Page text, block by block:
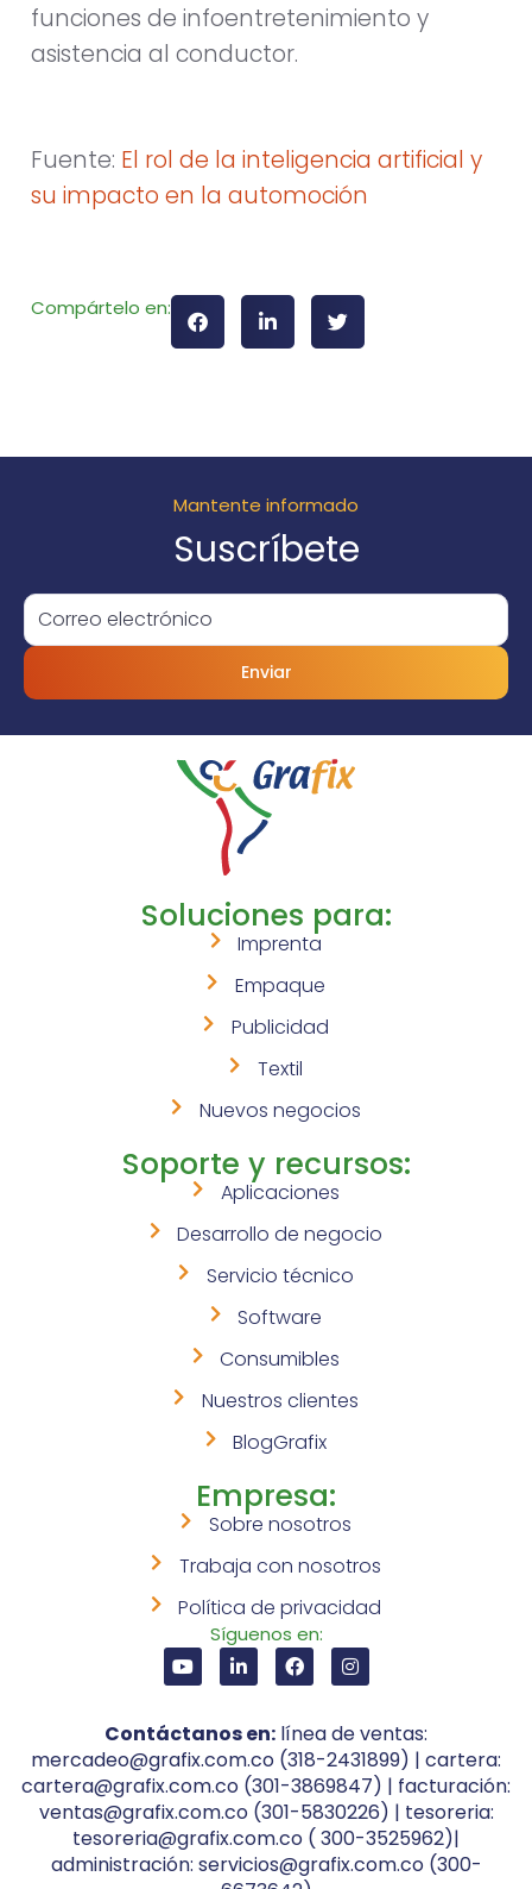
funciones de infoentretenimiento y
asistencia al conductor.
Fuente: El rol de la inteligencia artificial y
su impacto en la automoción
Compártelo en:
Mantente informado
Suscríbete
Enviar
Soluciones para:
Imprenta
Empaque
Publicidad
Textil
Nuevos negocios
Soporte y recursos:
Aplicaciones
Desarrollo de negocio
Servicio técnico
Software
Consumibles
Nuestros clientes
BlogGrafix
Empresa:
Sobre nosotros
Trabaja con nosotros
Política de privacidad
Síguenos en:
Contáctanos en: línea de ventas:
mercadeo@grafix.com.co (318-2431899) | cartera:
cartera@grafix.com.co (301-3869847) | facturación:
ventas@grafix.com.co (301-5830226) | tesoreria:
tesoreria@grafix.com.co ( 300-3525962)|
administración: servicios@grafix.com.co (300-